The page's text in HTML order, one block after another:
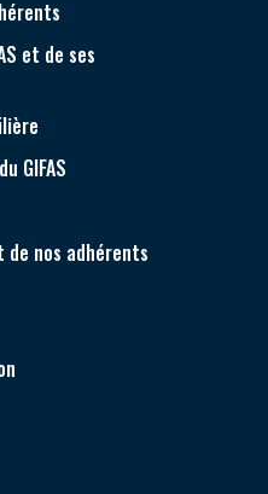
et de ses
GIFAS
de nos adhérents